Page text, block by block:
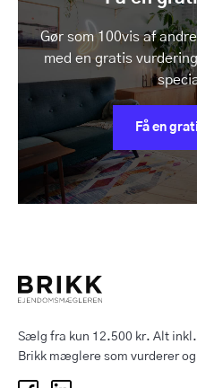
Gør som 100vis af
med en gratis
Få en
Sælg fra kun 12.500 kr. Alt
Brikk mæglere som vurderer